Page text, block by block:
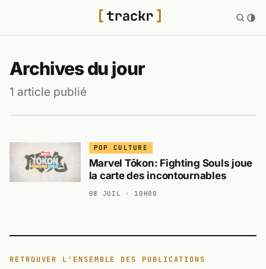
trackr.fr — Toute
Archives du jour
1 article publié
POP CULTURE
Marvel Tōkon: Fighting Souls joue
la carte des incontournables
08 JUIL · 10H00
RETROUVER L'ENSEMBLE DES PUBLICATIONS